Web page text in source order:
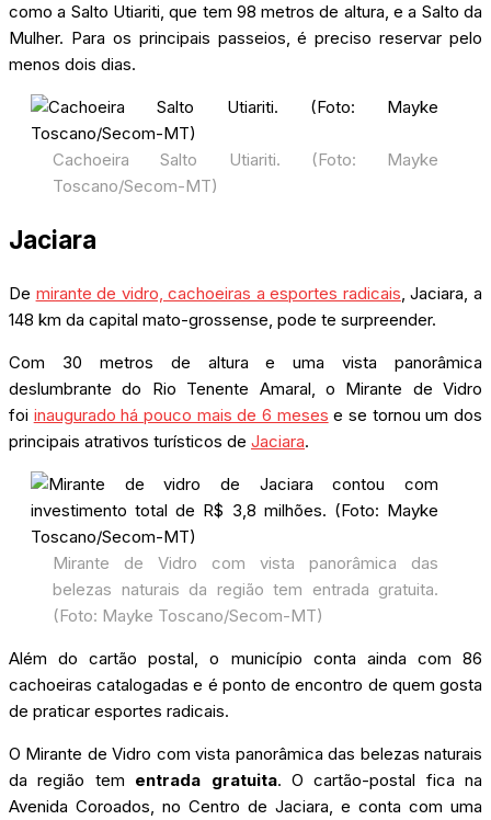
como a Salto Utiariti, que tem 98 metros de altura, e a Salto da
Mulher. Para os principais passeios, é preciso reservar pelo
menos dois dias.
Cachoeira Salto Utiariti. (Foto: Mayke
Toscano/Secom-MT)
Jaciara
De mirante de vidro, cachoeiras a esportes radicais , Jaciara, a
148 km da capital mato-grossense, pode te surpreender.
Com 30 metros de altura e uma vista panorâmica
deslumbrante do Rio Tenente Amaral, o Mirante de Vidro
foi inaugurado há pouco mais de 6 meses e se tornou um dos
principais atrativos turísticos de Jaciara.
Mirante de Vidro com vista panorâmica das
belezas naturais da região tem entrada gratuita.
(Foto: Mayke Toscano/Secom-MT)
Além do cartão postal, o município conta ainda com 86
cachoeiras catalogadas e é ponto de encontro de quem gosta
de praticar esportes radicais.
O Mirante de Vidro com vista panorâmica das belezas naturais
da região tem entrada gratuita. O cartão-postal fica na
Avenida Coroados, no Centro de Jaciara, e conta com uma